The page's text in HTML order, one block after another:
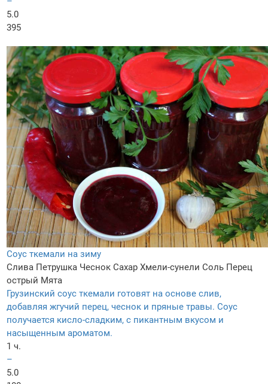
5.0
395
Соус ткемали на зиму
Слива Петрушка Чеснок Сахар Хмели-сунели Соль Перец
острый Мята
Грузинский соус ткемали готовят на основе слив,
добавляя жгучий перец, чеснок и пряные травы. Соус
получается кисло-сладким, с пикантным вкусом и
насыщенным ароматом.
1 ч.
–
5.0